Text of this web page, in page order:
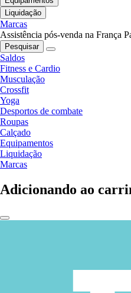
Liquidação
Marcas
Assistência pós-venda na França
Pesquisar
Saldos
Fitness e Cardio
Musculação
Crossfit
Yoga
Desportos de combate
Roupas
Calçado
Equipamentos
Liquidação
Marcas
Adicionando ao